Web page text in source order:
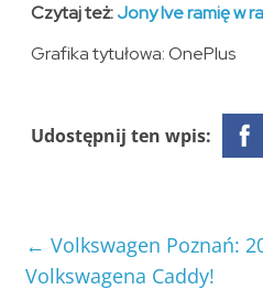
Czytaj też:Jony Ive ramię w
Grafika tytułowa: OnePlus
Udostępnij ten wpis:
← Volkswagen Poznań:
Volkswagena Caddy!